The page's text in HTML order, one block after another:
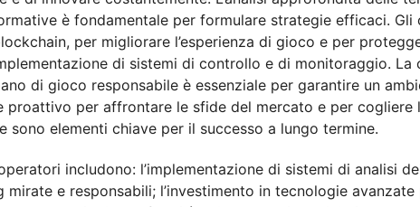
è fondamentale per formulare strategie efficaci.
per migliorare l’esperienza di gioco e per
di sistemi di controllo e di monitoraggio.
di gioco responsabile è essenziale per garantire un
per affrontare le sfide del mercato e per cogliere
sono elementi chiave per il successo a lungo termine.
includono: l’implementazione di sistemi di analisi
mirate e responsabili; l’investimento in tecnologie